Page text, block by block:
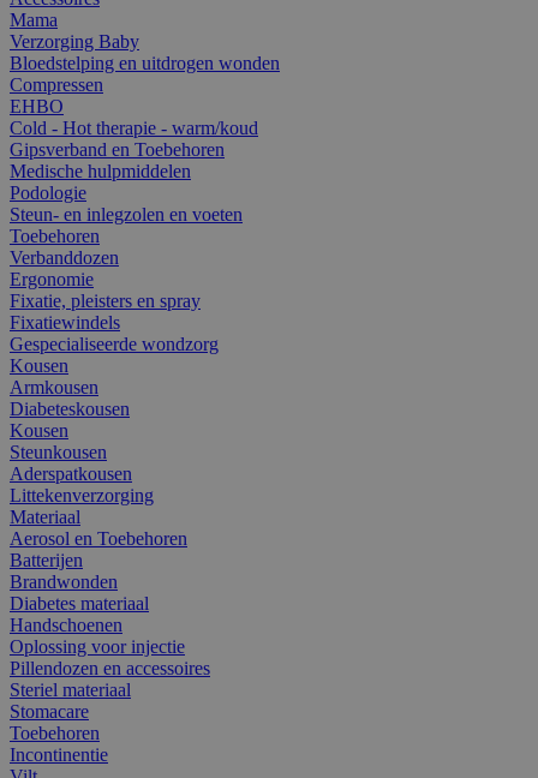
Mama
Verzorging Baby
Bloedstelping en uitdrogen wonden
Compressen
EHBO
Cold - Hot therapie - warm/koud
Gipsverband en Toebehoren
Medische hulpmiddelen
Podologie
Steun- en inlegzolen en voeten
Toebehoren
Verbanddozen
Ergonomie
Fixatie, pleisters en spray
Fixatiewindels
Gespecialiseerde wondzorg
Kousen
Armkousen
Diabeteskousen
Kousen
Steunkousen
Aderspatkousen
Littekenverzorging
Materiaal
Aerosol en Toebehoren
Batterijen
Brandwonden
Diabetes materiaal
Handschoenen
Oplossing voor injectie
Pillendozen en accessoires
Steriel materiaal
Stomacare
Toebehoren
Incontinentie